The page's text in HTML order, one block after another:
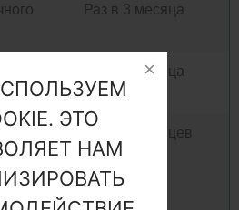
Раз в 3 месяца
Раз в 3 месяца
с
от 4 м3 /
Раз в 6 месяцев
ЭТО
НАМ